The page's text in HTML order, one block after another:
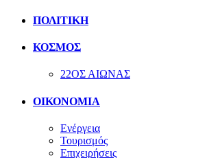
ΠΟΛΙΤΙΚΗ
ΚΟΣΜΟΣ
22ΟΣ ΑΙΩΝΑΣ
ΟΙΚΟΝΟΜΙΑ
Ενέργεια
Τουρισμός
Επιχειρήσεις